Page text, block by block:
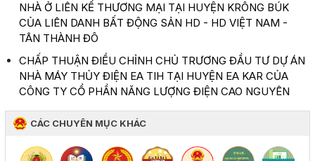
NHÀ Ở LIÊN KẾ THƯƠNG MẠI TẠI HUYỆN KRÔNG BÚK
CỦA LIÊN DANH BẤT ĐỘNG SẢN HD - HD VIỆT NAM -
TÂN THÀNH ĐÔ
CHẤP THUẬN ĐIỀU CHỈNH CHỦ TRƯƠNG ĐẦU TƯ DỰ ÁN
NHÀ MÁY THỦY ĐIỆN EA TIH TẠI HUYỆN EA KAR CỦA
CÔNG TY CỔ PHẦN NĂNG LƯỢNG ĐIỆN CAO NGUYÊN
CÁC CHUYÊN MỤC KHÁC